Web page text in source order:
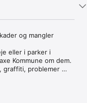
og mangler
eller i parker i
Kommune om dem.
graffiti, problemer